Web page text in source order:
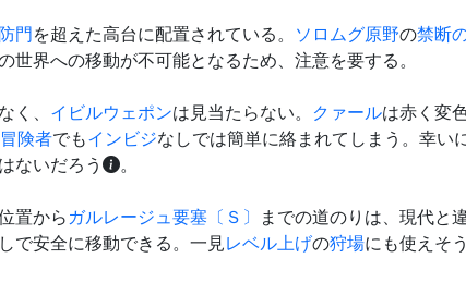
門を超えた高台に配置されている。 ソロムグ原野の禁断
世界への移動が不可能となるため、注意を要する。
く、 イビルウェポンは見当たらない。 クァールは赤く変
冒険者でもインビジなしでは簡単に絡まれてしまう。幸い
ないだろう
。
置からガルレージュ要塞〔Ｓ〕 までの道のりは、現代と
で安全に移動できる。一見レベル上げの狩場にも使えそ